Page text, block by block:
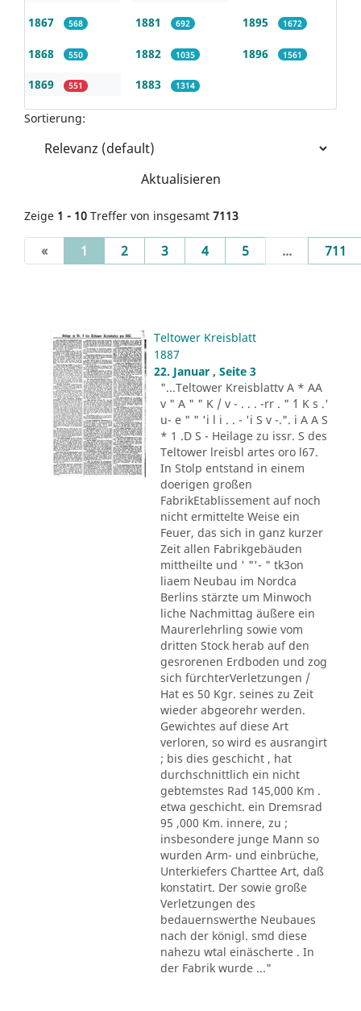
1867 568
1868 550
1869 551
1881 692
1882 1035
1883 1314
1895 1672
1896 1561
Sortierung:
Aktualisieren
Zeige 1 - 10 Treffer von insgesamt 7113
« 1 (current)
2 3 4 5 ... 711
Teltower Kreisblatt
1887
22. Januar , Seite 3
"...Teltower Kreisblattv A * AA
v " A " " K / v - . . . -rr . " ´1 K s .'
u- e " " 'i l i . . - 'i S v -.". i A A S
* 1 .D S - Heilage zu issr. S des
Teltower lreisbl artes oro l67.
In Stolp entstand in einem
doerigen großen
FabrikEtablissement auf noch
nicht ermittelte Weise ein
Feuer, das sich in ganz kurzer
Zeit allen Fabrikgebäuden
mittheilte und ' "'- " tk3on
liaem Neubau im Nordca
Berlins stärzte um Minwoch
liche Nachmittag äußere ein
Maurerlehrling sowie vom
dritten Stock herab auf den
gesrorenen Erdboden und zog
sich fürchterVerletzungen /
Hat es 50 Kgr. seines zu Zeit
wieder abgeorehr werden.
Gewichtes auf diese Art
verloren, so wird es ausrangirt
; bis dies geschicht , hat
durchschnittlich ein nicht
gebtemstes Rad 145,000 Km .
etwa geschicht. ein Dremsrad
95 ,000 Km. innere, zu ;
insbesondere junge Mann so
wurden Arm- und einbrüche,
Unterkiefers Charttee Art, daß
konstatirt. Der sowie große
Verletzungen des
bedauernswerthe Neubaues
nach der königl. smd diese
nahezu wtal einäscherte . In
der Fabrik wurde ..."